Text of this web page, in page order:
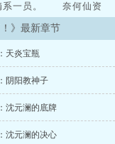
系一员。 奈何仙资
统吸收。 如此一来，
》最新章节
天炎宝瓶
阴阳教神子
沈元澜的底牌
沈元澜的决心